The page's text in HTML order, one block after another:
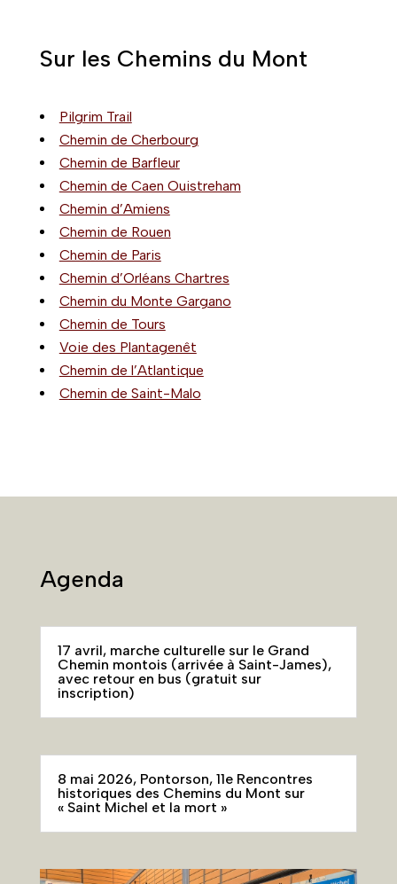
Sur les Chemins du Mont
Pilgrim Trail
Chemin de Cherbourg
Chemin de Barfleur
Chemin de Caen Ouistreham
Chemin d’Amiens
Chemin de Rouen
Chemin de Paris
Chemin d’Orléans Chartres
Chemin du Monte Gargano
Chemin de Tours
Voie des Plantagenêt
Chemin de l’Atlantique
Chemin de Saint-Malo
Agenda
17 avril, marche culturelle sur le Grand
Chemin montois (arrivée à Saint-James),
avec retour en bus (gratuit sur
inscription)
8 mai 2026, Pontorson, 11e Rencontres
historiques des Chemins du Mont sur
« Saint Michel et la mort »